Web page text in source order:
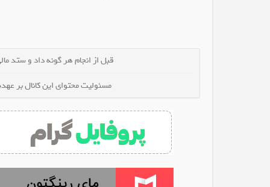
قبل از انجام هر گونه داد و ستد
مسئولیت محتوای این کانال بر